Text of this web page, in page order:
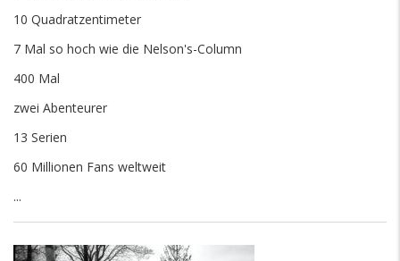
10 Quadratzentimeter
7 Mal so hoch wie die Nelson's-Column
400 Mal
zwei Abenteurer
13 Serien
60 Millionen Fans weltweit
...